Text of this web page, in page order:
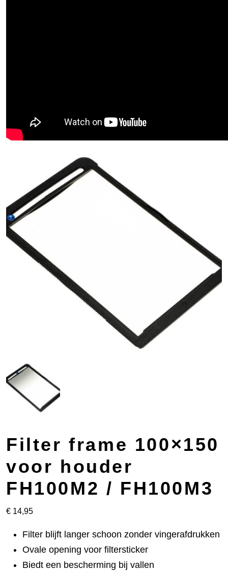
Filter frame 100×150
voor houder
FH100M2 / FH100M3
€ 14,95
Filter blijft langer schoon zonder vingerafdrukken
Ovale opening voor filtersticker
Biedt een bescherming bij vallen